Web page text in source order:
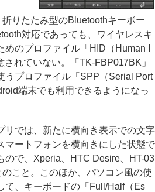
りたたみ型のBluetoothキーボー
対応であっても、ワイヤレスキ
のプロファイル「HID（Human I
れていない。「TK-FBP017BK」
うプロファイル「SPP（Serial Port
端末でも利用できるようになっ
では、新たに横向き表示での文字
マートフォンを横向きにした状態で
ので、Xperia、HTC Desire、HT-03
こと。このほか、パソコン風の使
て、キーボードの「Full/Half（Es